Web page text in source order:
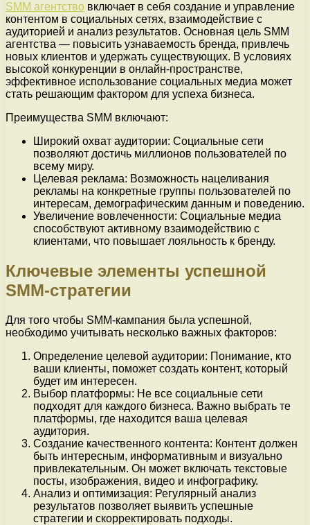
SMM агентство включает в себя создание и управление
контентом в социальных сетях, взаимодействие с
аудиторией и анализ результатов. Основная цель SMM
агентства — повысить узнаваемость бренда, привлечь
новых клиентов и удержать существующих. В условиях
высокой конкуренции в онлайн-пространстве,
эффективное использование социальных медиа может
стать решающим фактором для успеха бизнеса.
Преимущества SMM включают:
Широкий охват аудитории: Социальные сети
позволяют достичь миллионов пользователей по
всему миру.
Целевая реклама: Возможность нацеливания
рекламы на конкретные группы пользователей по
интересам, демографическим данным и поведению.
Увеличение вовлеченности: Социальные медиа
способствуют активному взаимодействию с
клиентами, что повышает лояльность к бренду.
Ключевые элементы успешной
SMM-стратегии
Для того чтобы SMM-кампания была успешной,
необходимо учитывать несколько важных факторов:
Определение целевой аудитории: Понимание, кто
ваши клиенты, поможет создать контент, который
будет им интересен.
Выбор платформы: Не все социальные сети
подходят для каждого бизнеса. Важно выбрать те
платформы, где находится ваша целевая
аудитория.
Создание качественного контента: Контент должен
быть интересным, информативным и визуально
привлекательным. Он может включать текстовые
посты, изображения, видео и инфографику.
Анализ и оптимизация: Регулярный анализ
результатов позволяет выявить успешные
стратегии и скорректировать подходы.